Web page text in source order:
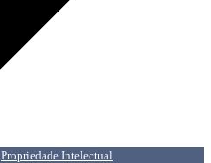
Propriedade Intelectual